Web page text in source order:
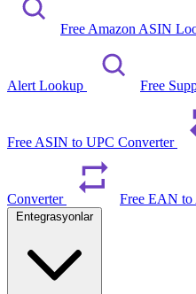
Free Amazon ASIN
Alert Lookup Free
Free ASIN to UPC Converter
Converter Free EAN
Entegrasyonlar